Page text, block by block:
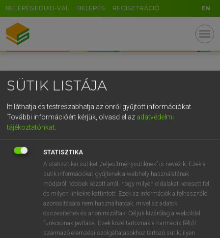
BELÉPÉS EDUID-VAL BELÉPÉS REGISZTRÁCIÓ EN
menu
SÜTIK LISTÁJA
Itt láthatja és testreszabhatja az önről gyűjtött információkat.
További információért kérjük, olvasd el az adatvédelmi
tájékoztatónkat
STATISZTIKA
A statisztikai sütiket „teljesítménysütiknek” is nevezik. Ezek a
sütik információkat gyűjtenek a webhely használatának
módjáról, többek között arról, hogy milyen oldalakat keresett fel
és milyen linkekre kattintott. Ezek az információk a felhasználó
azonosítására nem használhatóak, mivel az adatok
összesítettek és anonimizáltak. Céljuk kizárólag a weboldal
funkcióinak javítása. Ezek közé tartoznak a harmadik féltől
származó elemzési szolgáltatásokhoz tartozó sütik; ilyen
GR
5
g h k l
v b n m , . - AltGr